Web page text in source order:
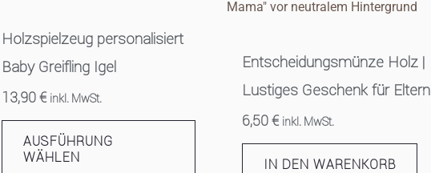
Holzspielzeug personalisiert
Baby Greifling Igel
13,90€ inkl. MwSt.
AUSFÜHRUNG
WÄHLEN
Entscheidungsmünze Holz |
Lustiges Geschenk für Eltern
6,50€ inkl. MwSt.
IN DEN WARENKORB